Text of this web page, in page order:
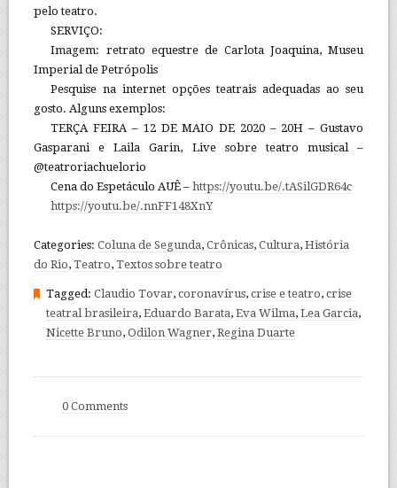
pelo teatro.
SERVIÇO:
Imagem: retrato equestre de Carlota Joaquina, Museu
Imperial de Petrópolis
Pesquise na internet opções teatrais adequadas ao seu
gosto. Alguns exemplos:
TERÇA FEIRA – 12 DE MAIO DE 2020 – 20H – Gustavo
Gasparani e Laila Garin, Live sobre teatro musical –
@teatroriachuelorio
Cena do Espetáculo AUÊ –https://youtu.be/.tASilGDR64c
https://youtu.be/.nnFF148XnY
Categories: Coluna de Segunda, Crônicas, Cultura, História
do Rio, Teatro, Textos sobre teatro
Tagged: Claudio Tovar, coronavírus, crise e teatro, crise
teatral brasileira, Eduardo Barata, Eva Wilma, Lea Garcia,
Nicette Bruno, Odilon Wagner, Regina Duarte
0 Comments